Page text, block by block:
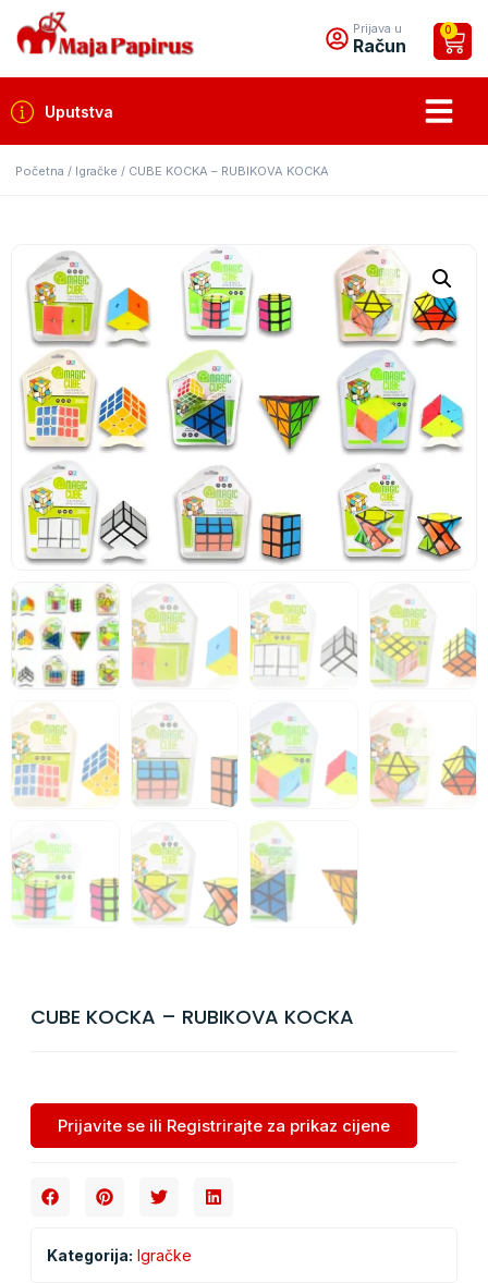
Prijava u
Račun
0
Uputstva
Početna / Igračke / CUBE KOCKA – RUBIKOVA KOCKA
CUBE KOCKA – RUBIKOVA KOCKA
Prijavite se ili Registrirajte za prikaz cijene
Kategorija: Igračke